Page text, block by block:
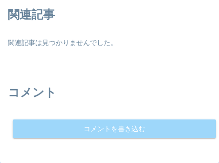
関連記事
関連記事は見つかりませんでした。
コメント
コメントを書き込む